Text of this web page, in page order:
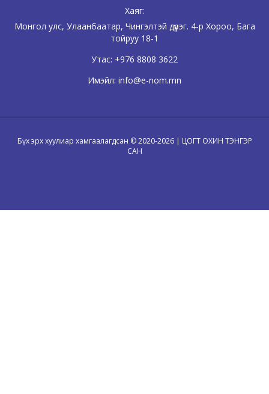
Хаяг:
Монгол улс, Улаанбаатар, Чингэлтэй дүүрэг. 4-р Хороо, Бага
тойруу 18-1
Утас: +976 8808 3622
Имэйл: info@e-nom.mn
Бүх эрх хуулиар хамгаалагдсан © 2020-2026 | ЦОГТ ОХИН ТЭНГЭР
САН